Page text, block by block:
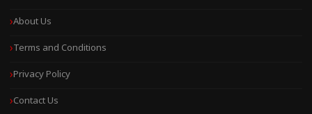
About Us
Terms and Conditions
Privacy Policy
Contact Us